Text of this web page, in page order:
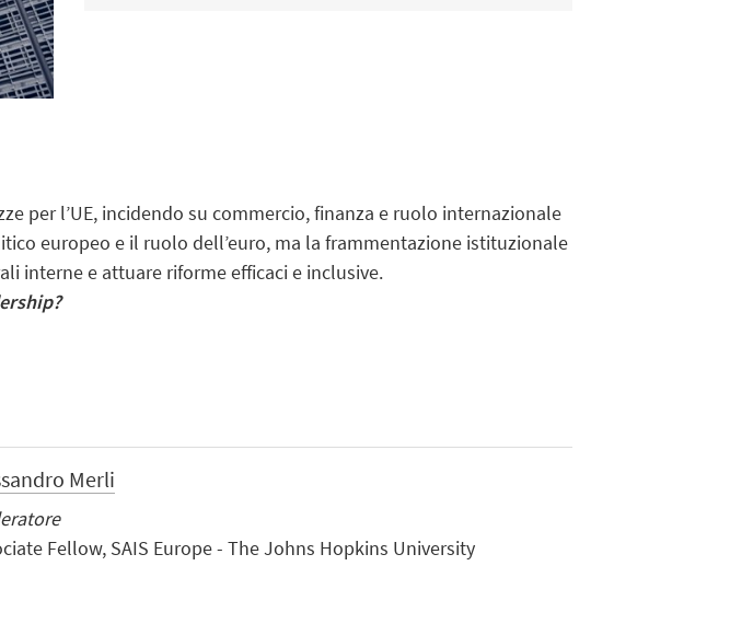
per l’UE, incidendo su commercio, finanza e ruolo internazionale
europeo e il ruolo dell’euro, ma la frammentazione istituzionale
interne e attuare riforme efficaci e inclusive.
Merli
Fellow, SAIS Europe - The Johns Hopkins University